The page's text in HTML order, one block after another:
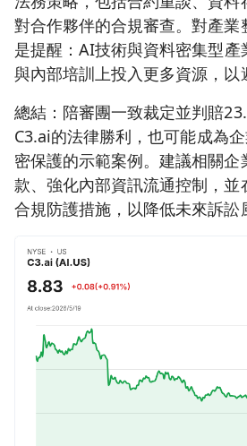
對合作夥伴的合規審查。對產業
是提醒：AI技術與資料密集型產
與內部培訓上投入更多資源，以
總結：陪審團一致裁定並判賠
C3.ai的法律勝利，也可能成為
密保護的示範案例。建議相關企
款、強化內部資訊流通控制，
合規防護措施，以降低未來訴訟